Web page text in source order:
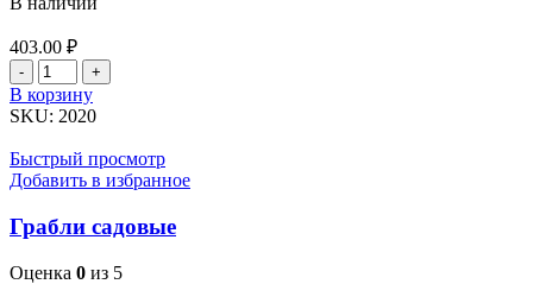
403.00 ₽
Количество
товара
Грабли
раздвижные
садовые
ручкой
В корзину
SKU: 2020
Быстрый просмотр
Добавить в избранное
Грабли садовые
Оценка 0 из 5